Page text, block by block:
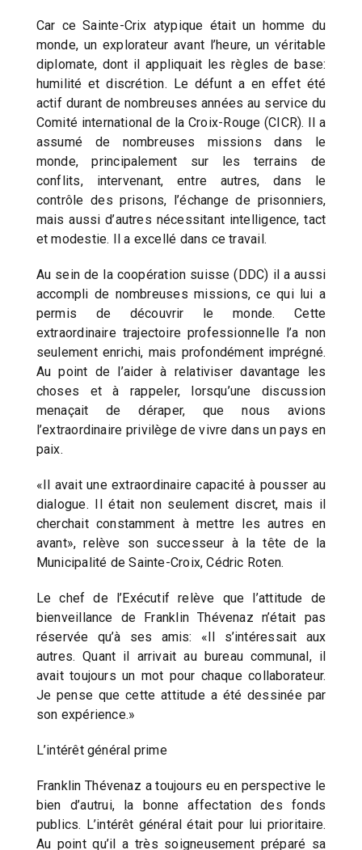
Car ce Sainte-Crix atypique était un homme du
monde, un explorateur avant l’heure, un véritable
diplomate, dont il appliquait les règles de base:
humilité et discrétion. Le défunt a en effet été
actif durant de nombreuses années au service du
Comité international de la Croix-Rouge (CICR). Il a
assumé de nombreuses missions dans le
monde, principalement sur les terrains de
conflits, intervenant, entre autres, dans le
contrôle des prisons, l’échange de prisonniers,
mais aussi d’autres nécessitant intelligence, tact
et modestie. Il a excellé dans ce travail.
Au sein de la coopération suisse (DDC) il a aussi
accompli de nombreuses missions, ce qui lui a
permis de découvrir le monde. Cette
extraordinaire trajectoire professionnelle l’a non
seulement enrichi, mais profondément imprégné.
Au point de l’aider à relativiser davantage les
choses et à rappeler, lorsqu’une discussion
menaçait de déraper, que nous avions
l’extraordinaire privilège de vivre dans un pays en
paix.
«Il avait une extraordinaire capacité à pousser au
dialogue. Il était non seulement discret, mais il
cherchait constamment à mettre les autres en
avant», relève son successeur à la tête de la
Municipalité de Sainte-Croix, Cédric Roten.
Le chef de l’Exécutif relève que l’attitude de
bienveillance de Franklin Thévenaz n’était pas
réservée qu’à ses amis: «Il s’intéressait aux
autres. Quant il arrivait au bureau communal, il
avait toujours un mot pour chaque collaborateur.
Je pense que cette attitude a été dessinée par
son expérience.»
L’intérêt général prime
Franklin Thévenaz a toujours eu en perspective le
bien d’autrui, la bonne affectation des fonds
publics. L’intérêt général était pour lui prioritaire.
Au point qu’il a très soigneusement préparé sa